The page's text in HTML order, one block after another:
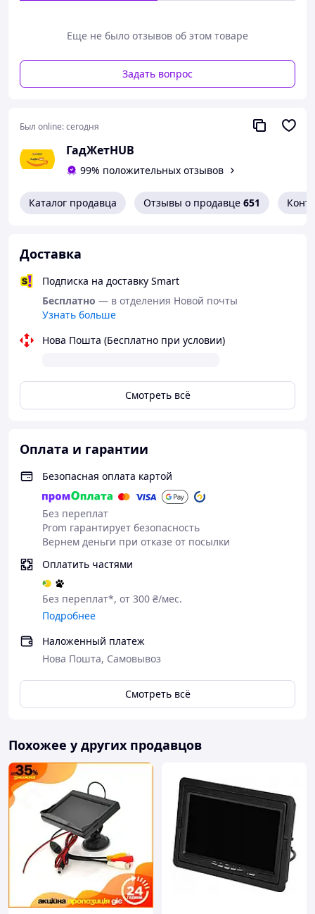
Еще не было отзывов об этом товаре
Задать вопрос
Был online:сегодня
ГадЖетHUB
99% положительных отзывов
Каталог продавца Отзывы о продавце 651
Доставка
Подписка на доставку Smart
Бесплатно — в отделения Новой почты
Узнать больше
Нова Пошта (Бесплатно при условии)
Смотреть всё
Оплата и гарантии
Безопасная оплата картой
Без переплат
Prom гарантирует безопасность
Вернем деньги при отказе от посылки
Оплатить частями
Без переплат*, от 300 ₴/мес.
Подробнее
Наложенный платеж
Нова Пошта, Самовывоз
Смотреть всё
Похожее у других продавцов